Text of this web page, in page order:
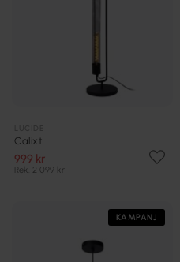
Calixt
999 kr
Rek. 2 099 kr
KAMPANJ